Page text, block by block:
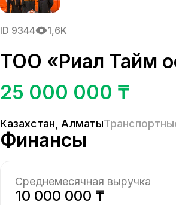
ID 9344 1,6K
ТОО «Риал Тайм
25 000 000 ₸
Казахстан Алматы
Финансы
Среднемесячная выручка
10 000 000 ₸